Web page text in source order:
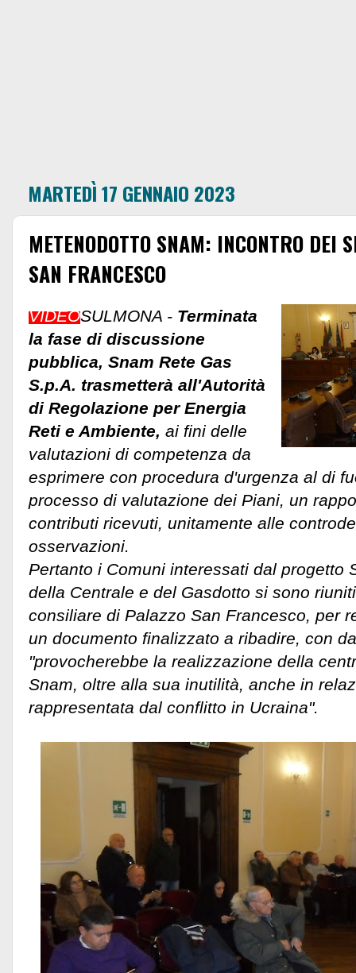
MARTEDÌ 17 GENNAIO 2023
METENODOTTO SNAM: INCONTRO DEI
SAN FRANCESCO
VIDEOSULMONA - Terminata
la fase di discussione
pubblica, Snam Rete Gas
S.p.A. trasmetterà all'Autorità
di Regolazione per Energia
Reti e Ambiente, ai fini delle
valutazioni di competenza da
esprimere con procedura d'urgenza al di
processo di valutazione dei Piani, un
contributi ricevuti, unitamente alle
osservazioni.
Pertanto i Comuni interessati dal progetto
della Centrale e del Gasdotto si sono
consiliare di Palazzo San Francesco, per
un documento finalizzato a ribadire, con
"provocherebbe la realizzazione della
Snam, oltre alla sua inutilità, anche in
rappresentata dal conflitto in Ucraina".